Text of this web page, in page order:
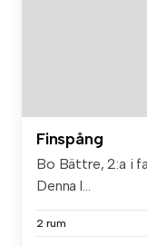
Finspång
Bo Bättre, 2:a i
Denna l...
2 rum